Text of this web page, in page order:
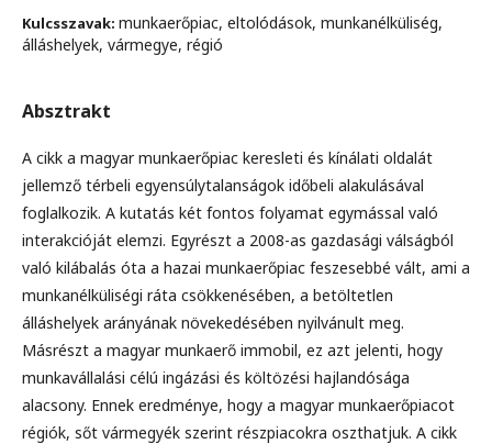
Kulcsszavak: munkaerőpiac, eltolódások, munkanélküliség,
álláshelyek, vármegye, régió
Absztrakt
A cikk a magyar munkaerőpiac keresleti és kínálati oldalát
jellemző térbeli egyensúlytalanságok időbeli alakulásával
foglalkozik. A kutatás két fontos folyamat egymással való
interakcióját elemzi. Egyrészt a 2008-as gazdasági válságból
való kilábalás óta a hazai munkaerőpiac feszesebbé vált, ami a
munkanélküliségi ráta csökkenésében, a betöltetlen
álláshelyek arányának növekedésében nyilvánult meg.
Másrészt a magyar munkaerő immobil, ez azt jelenti, hogy
munkavállalási célú ingázási és költözési hajlandósága
alacsony. Ennek eredménye, hogy a magyar munkaerőpiacot
régiók, sőt vármegyék szerint részpiacokra oszthatjuk. A cikk